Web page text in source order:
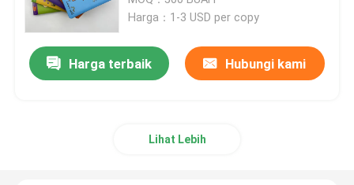
Pencetakan Buku Novel
Harga：1-3 USD per copy
Harga terbaik Hubungi kami
Lihat Lebih